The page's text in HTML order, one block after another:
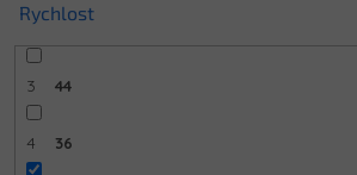
Rychlost
3 44
4 36